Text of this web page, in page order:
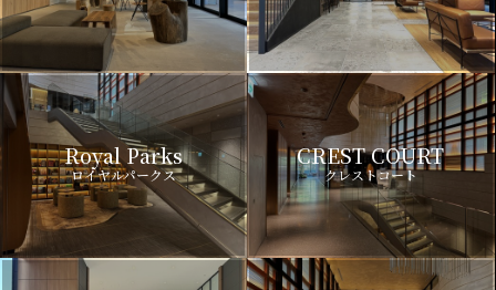
Royal Parks
ロイヤルパークス
CREST COURT
クレストコート